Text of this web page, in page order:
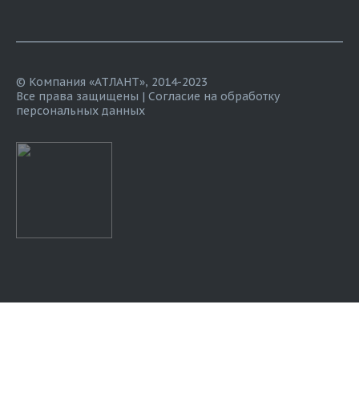
© Компания «АТЛАНТ», 2014-2023
Все права защищены | Согласие на обработку
персональных данных